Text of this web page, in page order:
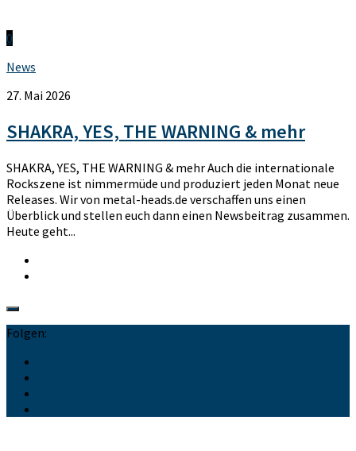
0
News
27. Mai 2026
SHAKRA, YES, THE WARNING & mehr
SHAKRA, YES, THE WARNING & mehr Auch die internationale
Rockszene ist nimmermüde und produziert jeden Monat neue
Releases. Wir von metal-heads.de verschaffen uns einen
Überblick und stellen euch dann einen Newsbeitrag zusammen.
Heute geht...
Folgen: